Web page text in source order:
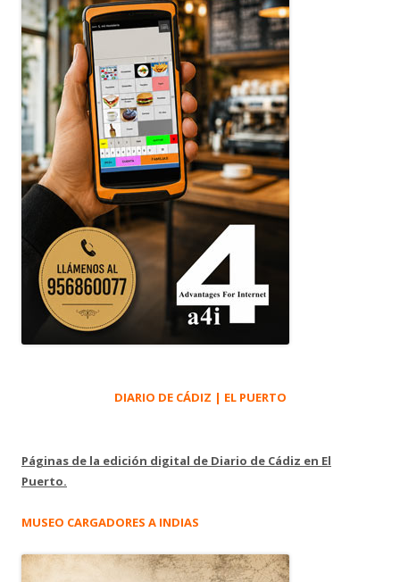
DIARIO DE CÁDIZ | EL PUERTO
Páginas de la edición digital de Diario de Cádiz en El
Puerto.
MUSEO CARGADORES A INDIAS